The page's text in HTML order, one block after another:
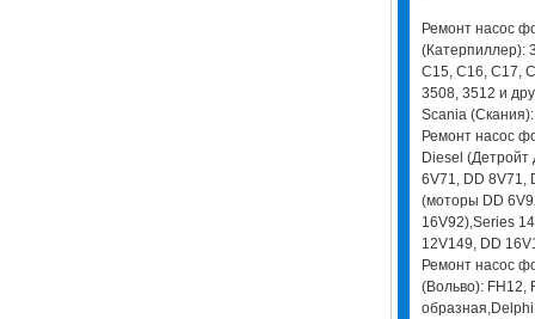
Ремонт насос
(Катерпиллер):
C15, C16, C17,
3508, 3512 и
Scania (Скания):
Ремонт насос
Diesel (Детройт
6V71, DD 8V71,
(моторы DD
16V92),Series
12V149, DD
Ремонт насос
(Вольво): FH12,